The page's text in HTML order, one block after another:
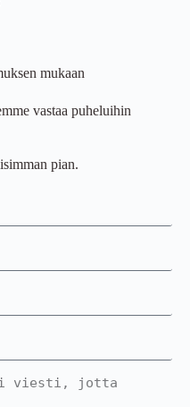
mukaan
vastaa puheluihin
pian.